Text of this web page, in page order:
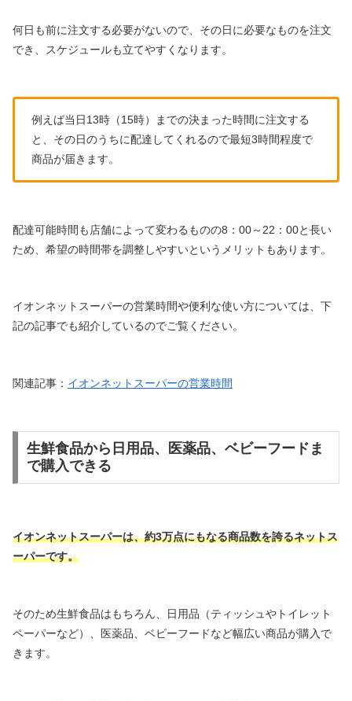
何日も前に注文する必要がないので、その日に必要なものを注文
でき、スケジュールも立てやすくなります。
例えば当日13時（15時）までの決まった時間に注文する
と、その日のうちに配達してくれるので最短3時間程度で
商品が届きます。
配達可能時間も店舗によって変わるものの8：00～22：00と長い
ため、希望の時間帯を調整しやすいというメリットもあります。
イオンネットスーパーの営業時間や便利な使い方については、下
記の記事でも紹介しているのでご覧ください。
関連記事： イオンネットスーパーの営業時間
生鮮食品から日用品、医薬品、ベビーフードま
で購入できる
イオンネットスーパーは、約3万点にもなる商品数を誇るネットス
ーパーです。
そのため生鮮食品はもちろん、日用品（ティッシュやトイレット
ペーパーなど）、医薬品、ベビーフードなど幅広い商品が購入で
きます。